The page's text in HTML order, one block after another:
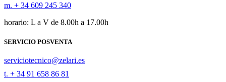
m. + 34 609 245 340
horario: L a V de 8.00h a 17.00h
SERVICIO POSVENTA
serviciotecnico@zelari.es
t. + 34 91 658 86 81